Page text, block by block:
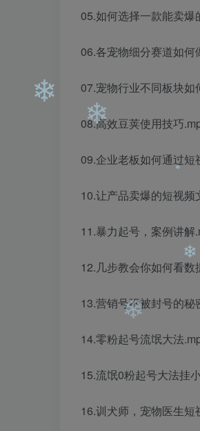
05.如何选择一款能卖爆
06.各宠物细分赛道如何
07.宠物行业不同板块如
08.高效豆荚使用技巧
09.企业老板如何通过
10.让产品卖爆的短视频
11.暴力起号，案例讲解
12.几步教会你如何看数
13.营销号不被封号的秘
14.零粉起号流氓大法
15.流氓0粉起号大法挂
16.训犬师，宠物医生
❄
❄
❄
❄
❄